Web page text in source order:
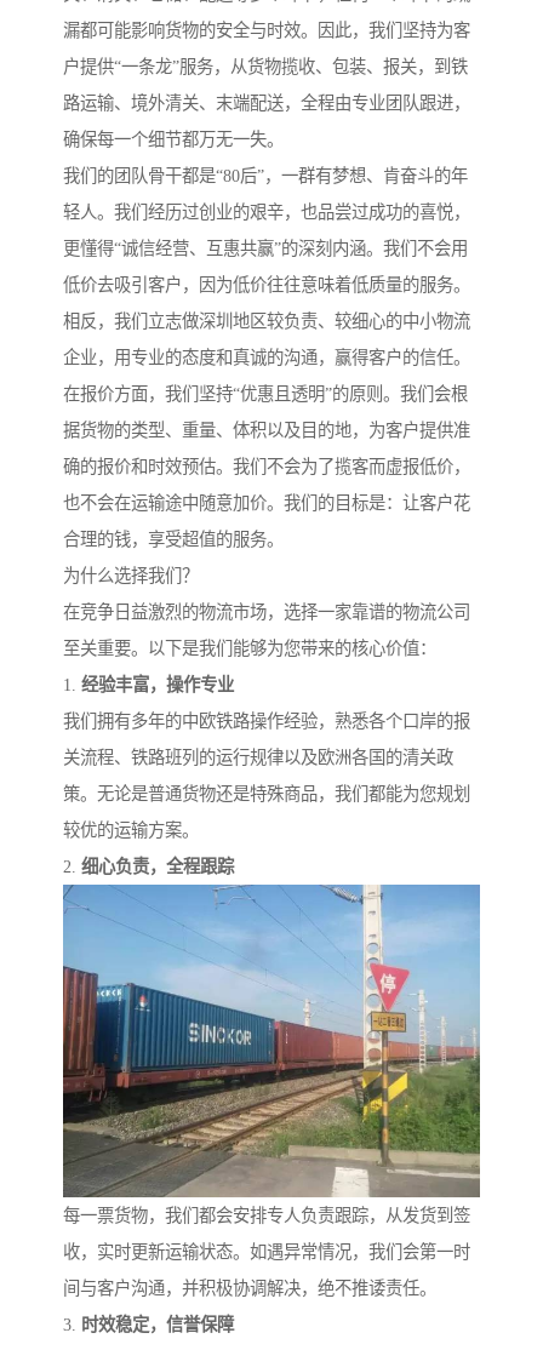
漏都可能影响货物的安全与时效。因此，我们坚持为客
户提供“一条龙”服务，从货物揽收、包装、报关，到铁
路运输、境外清关、末端配送，全程由专业团队跟进，
确保每一个细节都万无一失。
我们的团队骨干都是“80后”，一群有梦想、肯奋斗的年
轻人。我们经历过创业的艰辛，也品尝过成功的喜悦，
更懂得“诚信经营、互惠共赢”的深刻内涵。我们不会用
低价去吸引客户，因为低价往往意味着低质量的服务。
相反，我们立志做深圳地区较负责、较细心的中小物流
企业，用专业的态度和真诚的沟通，赢得客户的信任。
在报价方面，我们坚持“优惠且透明”的原则。我们会根
据货物的类型、重量、体积以及目的地，为客户提供准
确的报价和时效预估。我们不会为了揽客而虚报低价，
也不会在运输途中随意加价。我们的目标是：让客户花
合理的钱，享受超值的服务。
为什么选择我们？
在竞争日益激烈的物流市场，选择一家靠谱的物流公司
至关重要。以下是我们能够为您带来的核心价值：
1. 经验丰富，操作专业
我们拥有多年的中欧铁路操作经验，熟悉各个口岸的报
关流程、铁路班列的运行规律以及欧洲各国的清关政
策。无论是普通货物还是特殊商品，我们都能为您规划
较优的运输方案。
2. 细心负责，全程跟踪
每一票货物，我们都会安排专人负责跟踪，从发货到签
收，实时更新运输状态。如遇异常情况，我们会第一时
间与客户沟通，并积极协调解决，绝不推诿责任。
3. 时效稳定，信誉保障